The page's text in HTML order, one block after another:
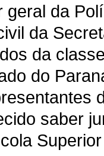
geral da
da
da
do
saber